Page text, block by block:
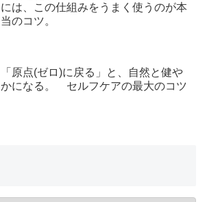
には、この仕組みをうまく使うのが本
当のコツ。
「原点(ゼロ)に戻る」と、自然と健や
かになる。 セルフケアの最大のコツ